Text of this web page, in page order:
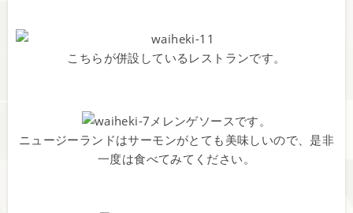
こちらが併設しているレストランです。
メレンゲソースです。
ニュージーランドはサーモンがとても美味しいので、是非
一度は食べてみてください。